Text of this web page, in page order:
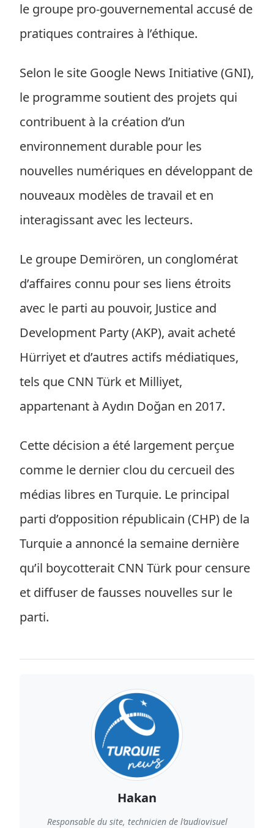
le groupe pro-gouvernemental accusé de
pratiques contraires à l’éthique.
Selon le site Google News Initiative (GNI),
le programme soutient des projets qui
contribuent à la création d’un
environnement durable pour les
nouvelles numériques en développant de
nouveaux modèles de travail et en
interagissant avec les lecteurs.
Le groupe Demirören, un conglomérat
d’affaires connu pour ses liens étroits
avec le parti au pouvoir, Justice and
Development Party (AKP), avait acheté
Hürriyet et d’autres actifs médiatiques,
tels que CNN Türk et Milliyet,
appartenant à Aydın Doğan en 2017.
Cette décision a été largement perçue
comme le dernier clou du cercueil des
médias libres en Turquie. Le principal
parti d’opposition républicain (CHP) de la
Turquie a annoncé la semaine dernière
qu’il boycotterait CNN Türk pour censure
et diffuser de fausses nouvelles sur le
parti.
Hakan
Responsable du site, technicien de l’audiovisuel